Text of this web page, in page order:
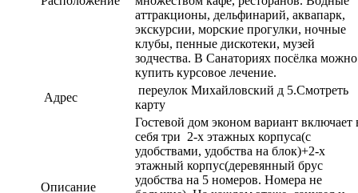
аттракционы, дельфинарий, аквапарк,
экскурсии, морские прогулки, ночные
клубы, пенные дискотеки, музей
зодчества. В Санаториях посёлка можно
купить курсовое лечение.
Адрес
переулок Михайловский д 5.Смотреть
карту
Описание
Гостевой дом эконом вариант включает
себя три 2-х этажных корпуса(с
удобствами, удобства на блок)+2-х
этажный корпус(деревянный брус
удобства на 5 номеров. Номера не